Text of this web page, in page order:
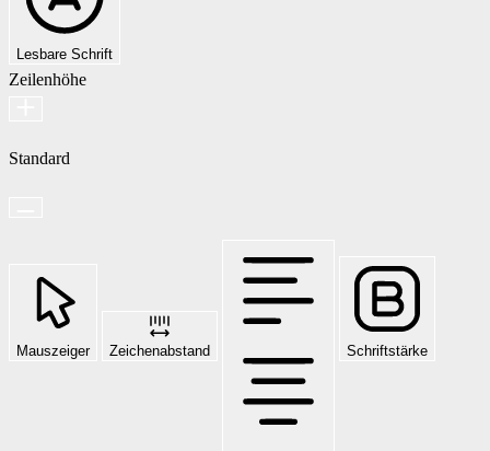
Lesbare Schrift
Zeilenhöhe
Standard
Mauszeiger Zeichenabstand Schriftstärke